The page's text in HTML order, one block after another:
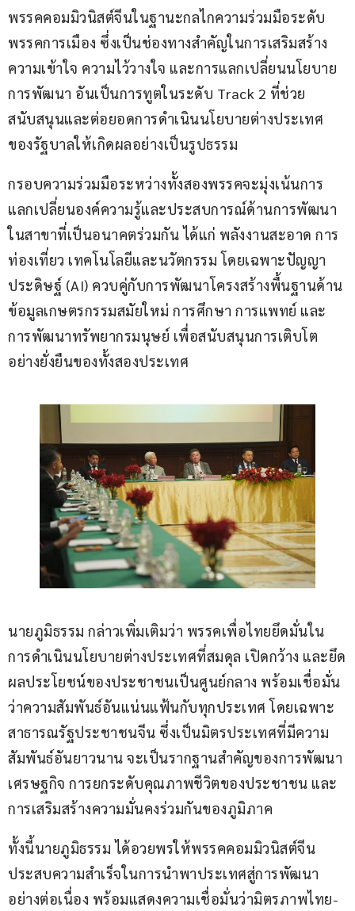
พรรคคอมมิวนิสต์จีนในฐานะกลไกความร่วมมือระดับ
พรรคการเมือง ซึ่งเป็นช่องทางสำคัญในการเสริมสร้าง
ความเข้าใจ ความไว้วางใจ และการแลกเปลี่ยนนโยบาย
การพัฒนา อันเป็นการทูตในระดับ Track 2 ที่ช่วย
สนับสนุนและต่อยอดการดำเนินนโยบายต่างประเทศ
ของรัฐบาลให้เกิดผลอย่างเป็นรูปธรรม
กรอบความร่วมมือระหว่างทั้งสองพรรคจะมุ่งเน้นการ
แลกเปลี่ยนองค์ความรู้และประสบการณ์ด้านการพัฒนา
ในสาขาที่เป็นอนาคตร่วมกัน ได้แก่ พลังงานสะอาด การ
ท่องเที่ยว เทคโนโลยีและนวัตกรรม โดยเฉพาะปัญญา
ประดิษฐ์ (AI) ควบคู่กับการพัฒนาโครงสร้างพื้นฐานด้าน
ข้อมูลเกษตรกรรมสมัยใหม่ การศึกษา การแพทย์ และ
การพัฒนาทรัพยากรมนุษย์ เพื่อสนับสนุนการเติบโต
อย่างยั่งยืนของทั้งสองประเทศ
นายภูมิธรรม กล่าวเพิ่มเติมว่า พรรคเพื่อไทยยึดมั่นใน
การดำเนินนโยบายต่างประเทศที่สมดุล เปิดกว้าง และยึด
ผลประโยชน์ของประชาชนเป็นศูนย์กลาง พร้อมเชื่อมั่น
ว่าความสัมพันธ์อันแน่นแฟ้นกับทุกประเทศ โดยเฉพาะ
สาธารณรัฐประชาชนจีน ซึ่งเป็นมิตรประเทศที่มีความ
สัมพันธ์อันยาวนาน จะเป็นรากฐานสำคัญของการพัฒนา
เศรษฐกิจ การยกระดับคุณภาพชีวิตของประชาชน และ
การเสริมสร้างความมั่นคงร่วมกันของภูมิภาค
ทั้งนี้นายภูมิธรรม ได้อวยพรให้พรรคคอมมิวนิสต์จีน
ประสบความสำเร็จในการนำพาประเทศสู่การพัฒนา
อย่างต่อเนื่อง พร้อมแสดงความเชื่อมั่นว่ามิตรภาพไทย-